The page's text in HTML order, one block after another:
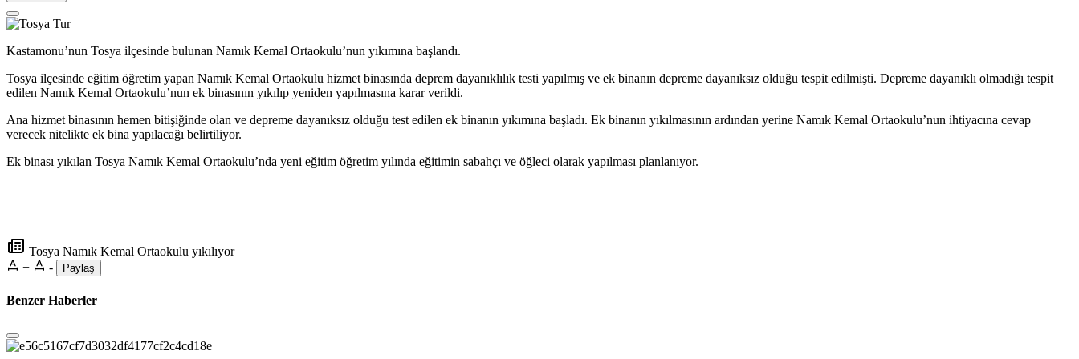
Kastamonu’nun Tosya ilçesinde bulunan Namık Kemal Ortaokulu’nun yıkımına başlandı.
Tosya ilçesinde eğitim öğretim yapan Namık Kemal Ortaokulu hizmet binasında deprem dayanıklılık testi yapılmış ve ek binanın depreme dayanıksız olduğu tespit edilmişti. Depreme dayanıklı olmadığı tespit
edilen Namık Kemal Ortaokulu’nun ek binasının yıkılıp yeniden yapılmasına karar verildi.
Ana hizmet binasının hemen bitişiğinde olan ve depreme dayanıksız olduğu test edilen ek binanın yıkımına başladı. Ek binanın yıkılmasının ardından yerine Namık Kemal Ortaokulu’nun ihtiyacına cevap
verecek nitelikte ek bina yapılacağı belirtiliyor.
Ek binası yıkılan Tosya Namık Kemal Ortaokulu’nda yeni eğitim öğretim yılında eğitimin sabahçı ve öğleci olarak yapılması planlanıyor.
Tosya Namık Kemal Ortaokulu yıkılıyor
+
- Paylaş
Benzer Haberler